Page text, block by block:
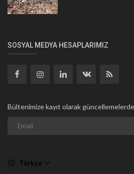
SOSYAL MEDYA HESAPLARIMIZ
Bültenimize kayıt olarak
Türkçe